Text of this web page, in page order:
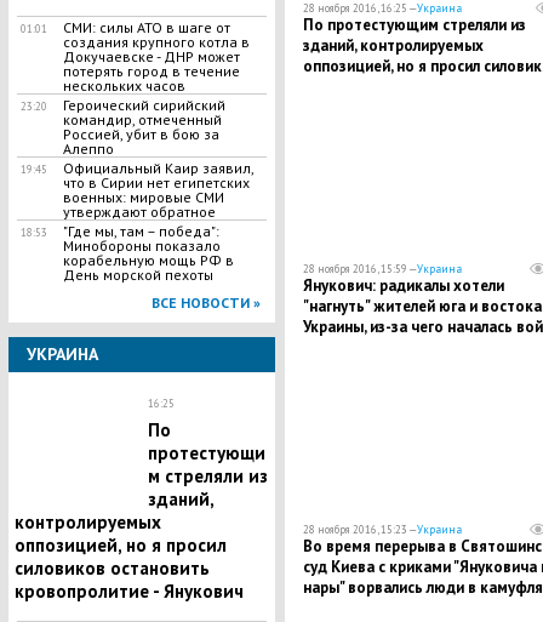
01:01
СМИ: силы АТО в шаге от
создания крупного котла в
Докучаевске - ДНР может
потерять город в течение
нескольких часов
23:20
Героический сирийский
командир, отмеченный
Россией, убит в бою за
Алеппо
19:45
Официальный Каир заявил,
что в Сирии нет египетских
военных: мировые СМИ
утверждают обратное
18:53
"Где мы, там – победа":
Минобороны показало
корабельную мощь РФ в
День морской пехоты
ВСЕ НОВОСТИ »
УКРАИНА
16:25
По
протестующи
м стреляли из
зданий,
контролируемых
оппозицией, но я просил
силовиков остановить
кровопролитие - Янукович
28 ноября 2016, 16:25 —Украина
По протестующим стреляли из
зданий, контролируемых
оппозицией, но я просил
28 ноября 2016, 15:59 —Украина
Янукович: радикалы хотели
"нагнуть" жителей юга и востока
Украины, из-за чего началась
28 ноября 2016, 15:23 —Украина
Во время перерыва в
суд Киева с криками "Януковича
нары" ворвались люди в